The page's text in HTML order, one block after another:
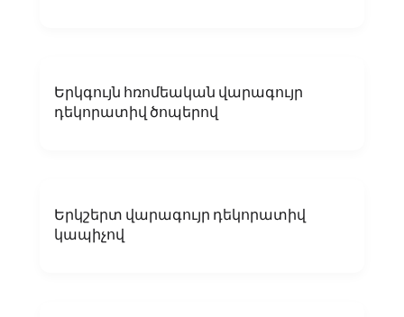
Երկգույն հռոմեական վարագույր
դեկորատիվ ծոպերով
Երկշերտ վարագույր դեկորատիվ
կապիչով